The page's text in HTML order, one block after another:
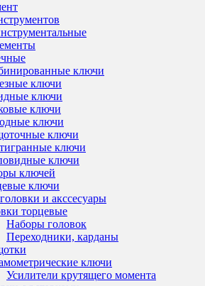
ключи
ключи
ключи
ключи
ключи
ключи
ключи
ключи
ключей
ключи
и акссесуары
торцевые
Наборы головок
Переходники, карданы
ключи
Усилители крутящего момента